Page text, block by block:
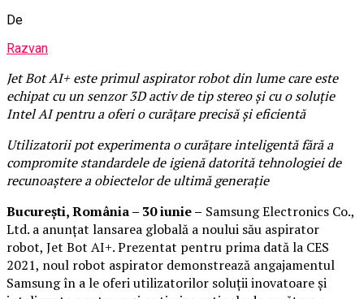
De
Razvan
Jet Bot AI+ este primul aspirator robot din lume care este
echipat cu un senzor 3D activ de tip stereo și cu o soluție
Intel AI pentru a oferi o curățare precisă și eficientă
Utilizatorii pot experimenta o curățare inteligentă fără a
compromite standardele de igienă datorită tehnologiei de
recunoaștere a obiectelor de ultimă generație
București, România – 30 iunie – Samsung Electronics Co.,
Ltd. a anunțat lansarea globală a noului său aspirator
robot, Jet Bot AI+. Prezentat pentru prima dată la CES
2021, noul robot aspirator demonstrează angajamentul
Samsung în a le oferi utilizatorilor soluții inovatoare și